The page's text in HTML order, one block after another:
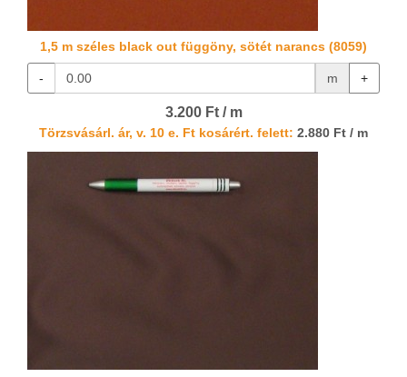
1,5 m széles black out függöny, sötét narancs (8059)
- m +
3.200 Ft / m
Törzsvásárl. ár, v. 10 e. Ft kosárért. felett: 2.880 Ft / m